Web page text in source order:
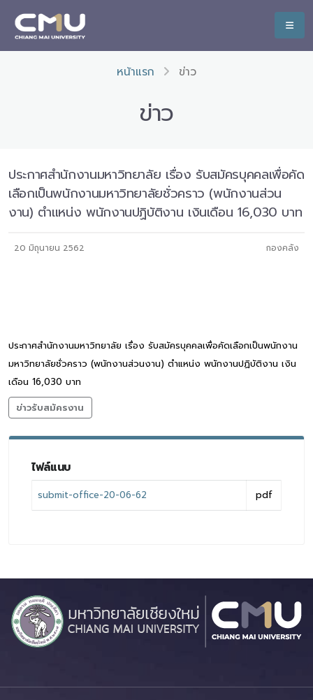
หน้าแรก ข่าว
ข่าว
ประกาศสำนักงานมหาวิทยาลัย เรื่อง รับสมัครบุคคลเพื่อคัด
เลือกเป็นพนักงานมหาวิทยาลัยชั่วคราว (พนักงานส่วน
งาน) ตำแหน่ง พนักงานปฏิบัติงาน เงินเดือน 16,030 บาท
20 มิถุนายน 2562 กองคลัง
ประกาศสำนักงานมหาวิทยาลัย เรื่อง รับสมัครบุคคลเพื่อคัดเลือกเป็นพนักงาน
มหาวิทยาลัยชั่วคราว (พนักงานส่วนงาน) ตำแหน่ง พนักงานปฏิบัติงาน เงิน
เดือน 16,030 บาท
ข่าวรับสมัครงาน
ไฟล์แนบ
submit-office-20-06-62 pdf